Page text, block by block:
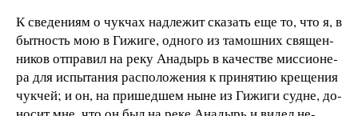
К све­де­ни­ям о чук­чах над­ле­жит ска­зать еще то, что я, в
быт­ность мою в Ги­жи­ге, од­но­го из та­мош­них свя­щен­
ни­ков от­пра­вил на ре­ку Ана­дырь в ка­че­ст­ве мис­си­о­не­
ра для ис­пы­та­ниярас­по­ло­же­ния к при­ня­тию кре­ще­ния
чук­чей; и он, на при­шед­шем ны­не из Ги­жи­ги суд­не, до­